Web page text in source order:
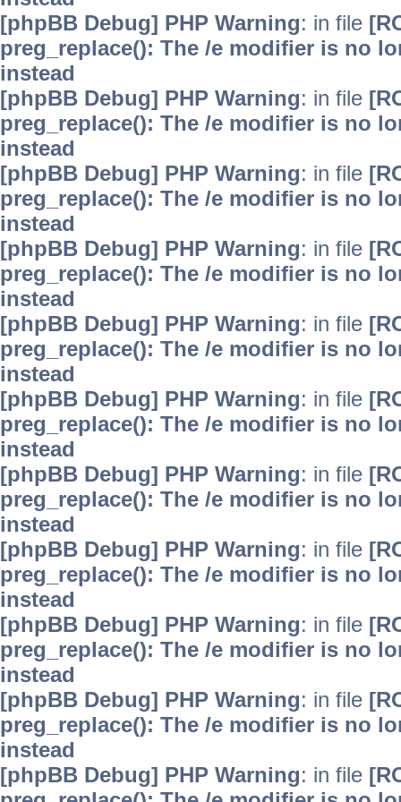
[phpBB Debug] PHP Warning: in file
preg_replace(): The /e modifier is no
instead
[phpBB Debug] PHP Warning: in file
preg_replace(): The /e modifier is no
instead
[phpBB Debug] PHP Warning: in file
preg_replace(): The /e modifier is no
instead
[phpBB Debug] PHP Warning: in file
preg_replace(): The /e modifier is no
instead
[phpBB Debug] PHP Warning: in file
preg_replace(): The /e modifier is no
instead
[phpBB Debug] PHP Warning: in file
preg_replace(): The /e modifier is no
instead
[phpBB Debug] PHP Warning: in file
preg_replace(): The /e modifier is no
instead
[phpBB Debug] PHP Warning: in file
preg_replace(): The /e modifier is no
instead
[phpBB Debug] PHP Warning: in file
preg_replace(): The /e modifier is no
instead
[phpBB Debug] PHP Warning: in file
preg_replace(): The /e modifier is no
instead
[phpBB Debug] PHP Warning: in file